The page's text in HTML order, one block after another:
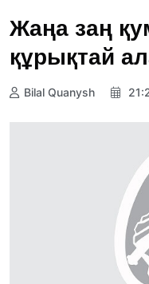
Жаңа заң
құрықтай
Bilal Quanysh